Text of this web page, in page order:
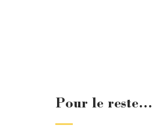
Pour le reste...